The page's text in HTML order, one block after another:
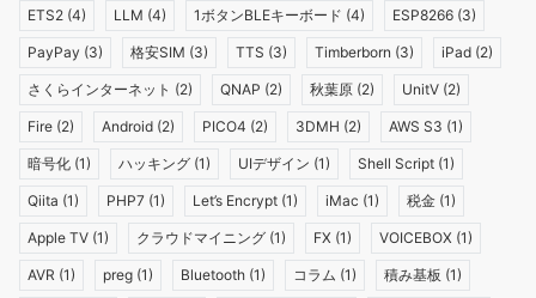
ETS2 (4) LLM (4) 1ボタンBLEキーボード (4) ESP8266 (3)
PayPay (3) 格安SIM (3) TTS (3) Timberborn (3) iPad (2)
さくらインターネット (2) QNAP (2) 秋葉原 (2) UnitV (2)
Fire (2) Android (2) PICO4 (2) 3DMH (2) AWS S3 (1)
暗号化 (1) ハッキング (1) UIデザイン (1) Shell Script (1)
Qiita (1) PHP7 (1) Let’s Encrypt (1) iMac (1) 税金 (1)
Apple TV (1) クラウドマイニング (1) FX (1) VOICEBOX (1)
AVR (1) preg (1) Bluetooth (1) コラム (1) 積み基板 (1)